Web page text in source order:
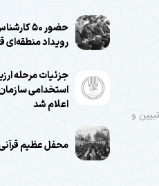
و
حضور ۵۰
رویداد منطقه‌ای
جزئیات مرحله
استخدامی
اعلام شد
محفل عظیم قرآنی